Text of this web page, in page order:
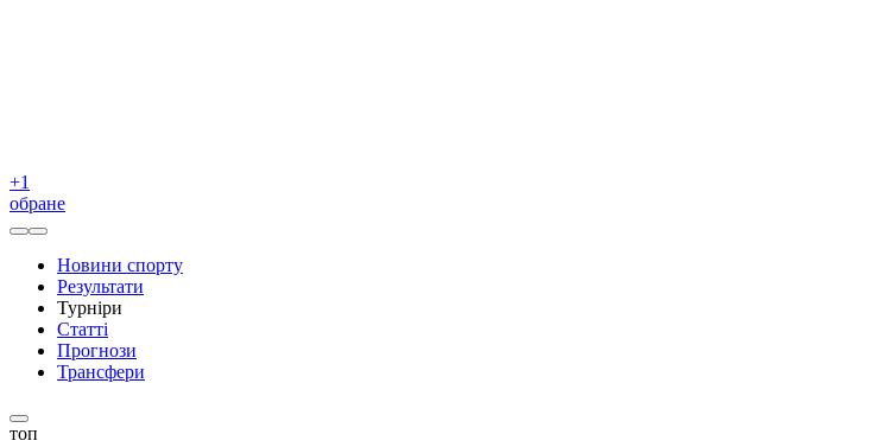
+1
обране
Новини спорту
Результати
Турніри
Статті
Прогнози
Трансфери
топ